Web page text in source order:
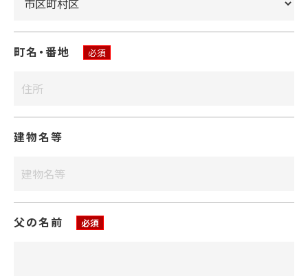
町名・番地 必須
建物名等
父の名前 必須